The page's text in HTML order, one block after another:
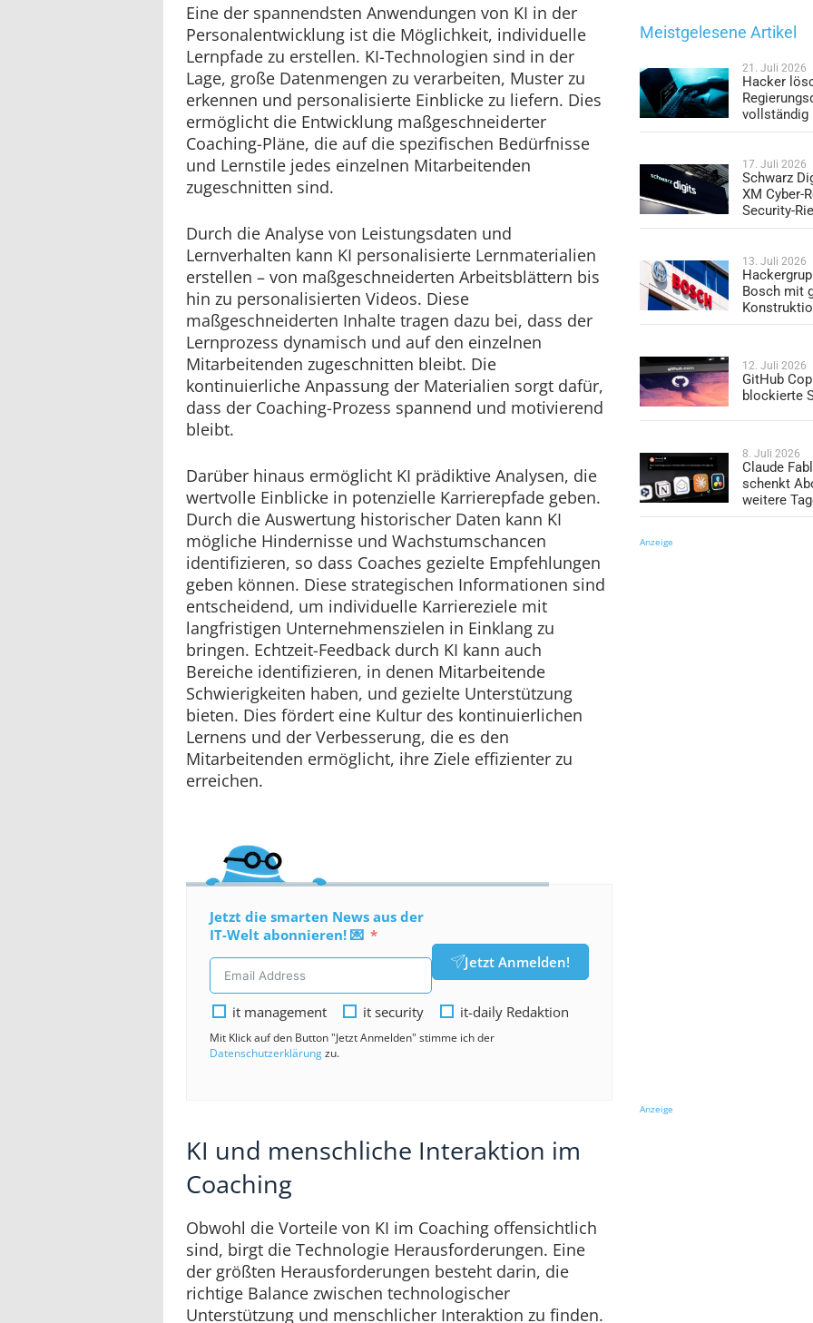
Eine der spannendsten Anwendungen von KI in der
Personalentwicklung ist die Möglichkeit, individuelle
Lernpfade zu erstellen. KI-Technologien sind in der
Lage, große Datenmengen zu verarbeiten, Muster zu
erkennen und personalisierte Einblicke zu liefern. Dies
ermöglicht die Entwicklung maßgeschneiderter
Coaching-Pläne, die auf die spezifischen Bedürfnisse
und Lernstile jedes einzelnen Mitarbeitenden
zugeschnitten sind.
Durch die Analyse von Leistungsdaten und
Lernverhalten kann KI personalisierte Lernmaterialien
erstellen – von maßgeschneiderten Arbeitsblättern bis
hin zu personalisierten Videos. Diese
maßgeschneiderten Inhalte tragen dazu bei, dass der
Lernprozess dynamisch und auf den einzelnen
Mitarbeitenden zugeschnitten bleibt. Die
kontinuierliche Anpassung der Materialien sorgt dafür,
dass der Coaching-Prozess spannend und motivierend
bleibt.
Darüber hinaus ermöglicht KI prädiktive Analysen, die
wertvolle Einblicke in potenzielle Karrierepfade geben.
Durch die Auswertung historischer Daten kann KI
mögliche Hindernisse und Wachstumschancen
identifizieren, so dass Coaches gezielte Empfehlungen
geben können. Diese strategischen Informationen sind
entscheidend, um individuelle Karriereziele mit
langfristigen Unternehmenszielen in Einklang zu
bringen. Echtzeit-Feedback durch KI kann auch
Bereiche identifizieren, in denen Mitarbeitende
Schwierigkeiten haben, und gezielte Unterstützung
bieten. Dies fördert eine Kultur des kontinuierlichen
Lernens und der Verbesserung, die es den
Mitarbeitenden ermöglicht, ihre Ziele effizienter zu
erreichen.
Jetzt die smarten News aus der
IT-Welt abonnieren! 💌
Jetzt Anmelden!
it management it security it-daily Redaktion
Mit Klick auf den Button "Jetzt Anmelden" stimme ich der
Datenschutzerklärungzu.
KI und menschliche Interaktion im
Coaching
Obwohl die Vorteile von KI im Coaching offensichtlich
sind, birgt die Technologie Herausforderungen. Eine
der größten Herausforderungen besteht darin, die
richtige Balance zwischen technologischer
Unterstützung und menschlicher Interaktion zu finden.
Meistgelesene Artikel
21. Juli 2026
Hacker
vollständig
17. Juli 2026
Schwarz
XM Cyber-
Security-
13. Juli 2026
Bosch mit
12. Juli 2026
GitHub
blockierte
8. Juli 2026
Claude
schenkt
weitere
Anzeige
Anzeige